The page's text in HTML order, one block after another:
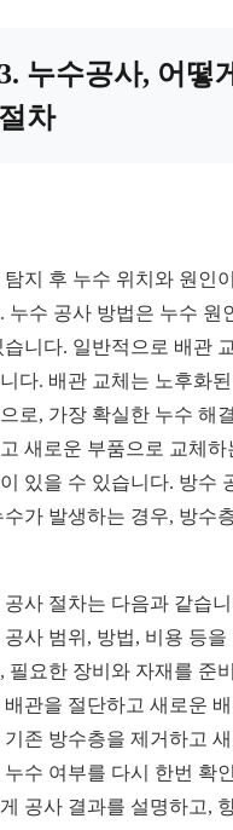
누수공사, 어떻
차
탐지 후 누수 위치와 원인
누수 공사 방법은 누수 원
습니다. 일반적으로 배관
다. 배관 교체는 노후화
로, 가장 확실한 누수 해
새로운 부품으로 교체
있을 수 있습니다. 방수
수가 발생하는 경우, 방수
공사 절차는 다음과 같습
공사 범위, 방법, 비용 등
필요한 장비와 자재를 준
배관을 절단하고 새로운
기존 방수층을 제거하고
누수 여부를 다시 한번 확
공사 결과를 설명하고,